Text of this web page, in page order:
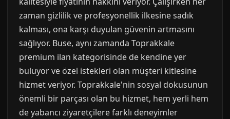
zaman gizlilik ve profesyonellik ilkesine sadık
kalması, ona karşı duyulan güvenin artmasını
sağlıyor. Buse, aynı zamanda Toprakkale
premium ilan kategorisinde de kendine yer
buluyor ve özel istekleri olan müşteri kitlesine
hizmet veriyor. Toprakkale'nin sosyal dokusunun
önemli bir parçası olan bu hizmet, hem yerli hem
de yabancı ziyaretçilere farklı deneyimler